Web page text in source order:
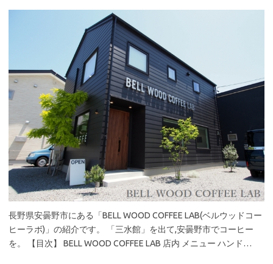
長野県安曇野市にある「BELL WOOD COFFEE LAB(ベルウッドコー
ヒーラボ)」の紹介です。 「三水館」を出て,安曇野市でコーヒー
を。 【目次】 BELL WOOD COFFEE LAB 店内 メニュー ハンド…